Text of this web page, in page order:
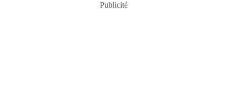
Publicité